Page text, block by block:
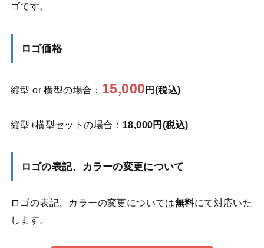
ゴです。
ロゴ価格
縦型 or 横型の場合： 15,000 円(税込)
縦型+横型セットの場合： 18,000円(税込)
ロゴの表記、カラーの変更について
ロゴの表記、カラーの変更については無料にて対応いた
します。